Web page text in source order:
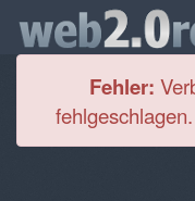
Fehler: